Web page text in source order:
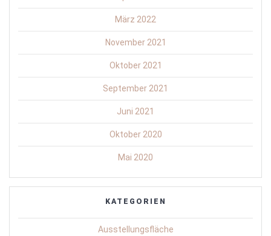
März 2022
November 2021
Oktober 2021
September 2021
Juni 2021
Oktober 2020
Mai 2020
KATEGORIEN
Ausstellungsfläche